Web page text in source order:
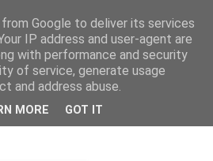
EL PUNTO DE VISTA BATRACIO
Google to deliver its services
IP address and user-agent are
with performance and security
of service, generate usage
and address abuse.
MORE GOT IT